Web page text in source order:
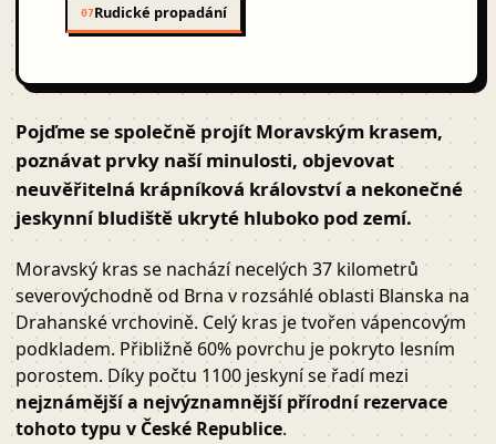
07Rudické propadání
Pojďme se společně projít Moravským krasem,
poznávat prvky naší minulosti, objevovat
neuvěřitelná krápníková království a nekonečné
jeskynní bludiště ukryté hluboko pod zemí.
Moravský kras se nachází necelých 37 kilometrů
severovýchodně od Brna v rozsáhlé oblasti Blanska na
Drahanské vrchovině. Celý kras je tvořen vápencovým
podkladem. Přibližně 60% povrchu je pokryto lesním
porostem. Díky počtu 1100 jeskyní se řadí mezi
nejznámější a nejvýznamnější přírodní rezervace
tohoto typu v České Republice.